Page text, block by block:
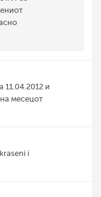
11.04.2012 и
месецот
i